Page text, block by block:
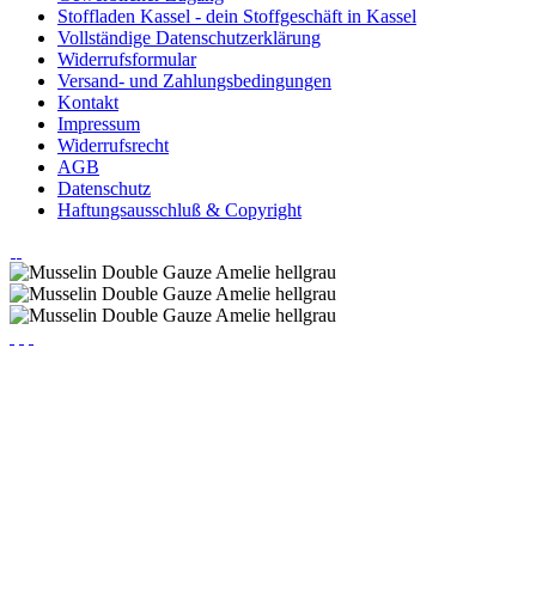
Stoffladen Kassel - dein Stoffgeschäft in Kassel
Vollständige Datenschutzerklärung
Widerrufsformular
Versand- und Zahlungsbedingungen
Kontakt
Impressum
Widerrufsrecht
AGB
Datenschutz
Haftungsausschluß & Copyright